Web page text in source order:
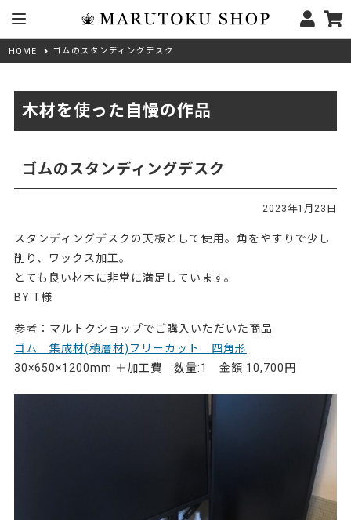
HOME ゴムのスタンディングデスク
木材を使った自慢の作品
ゴムのスタンディングデスク
2023年1月23日
スタンディングデスクの天板として使用。角をやすりで少し
削り、ワックス加工。
とても良い材木に非常に満足しています。
BY T様
参考：マルトクショップでご購入いただいた商品
ゴム 集成材(積層材)フリーカット 四角形
30×650×1200mm ＋加工費 数量:1 金額:10,700円